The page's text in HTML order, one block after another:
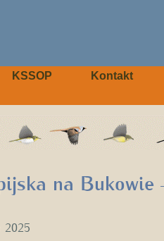
KSSOP Kontakt
na Bukowie
2025